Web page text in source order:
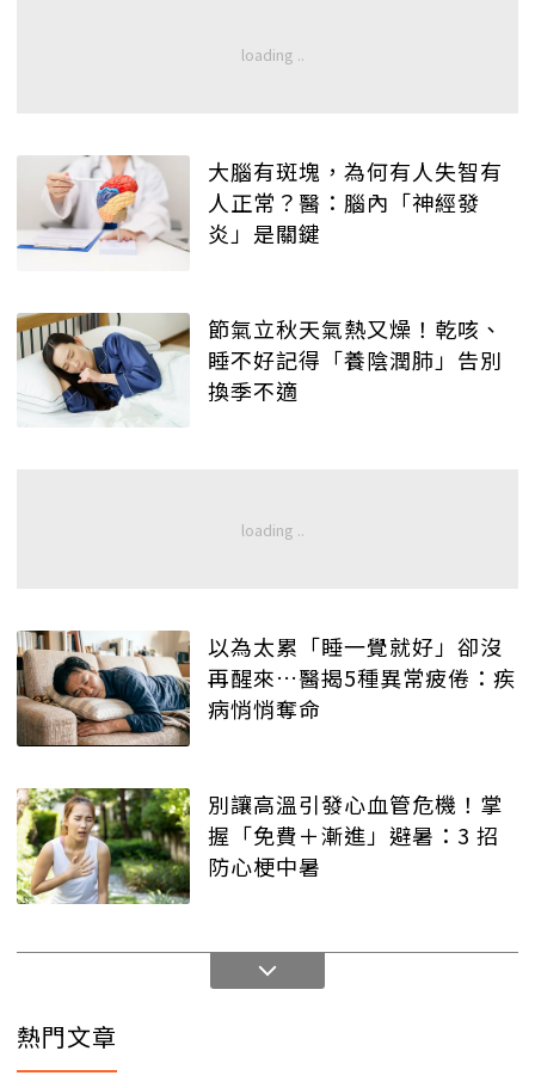
大腦有斑塊，為何有人失智有
人正常？醫：腦內「神經發
炎」是關鍵
節氣立秋天氣熱又燥！乾咳、
睡不好記得「養陰潤肺」告別
換季不適
以為太累「睡一覺就好」卻沒
再醒來…醫揭5種異常疲倦：疾
病悄悄奪命
別讓高溫引發心血管危機！掌
握「免費＋漸進」避暑：3 招
防心梗中暑
熱門文章